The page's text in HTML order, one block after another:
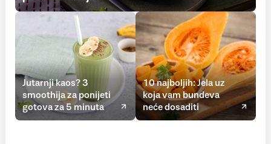
Jutarnji kaos? 3
smoothija za ponijeti
gotova za 5 minuta
10 najboljih: Jela uz
koja vam bundeva
neće dosaditi